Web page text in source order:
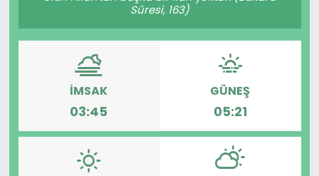
Sûresi, 163)
İMSAK
03:45
GÜNEŞ
05:21